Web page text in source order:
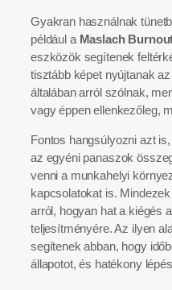
Gyakran használnak
például a Maslach
eszközök segítenek
tisztább képet nyújtanak
általában arról szólnak,
vagy éppen ellenkezőleg,
Fontos hangsúlyozni azt
az egyéni panaszok
venni a munkahelyi
kapcsolatokat is.
arról, hogyan hat a kiégés
teljesítményére. Az ilyen
segítenek abban, hogy
állapotot, és hatékony